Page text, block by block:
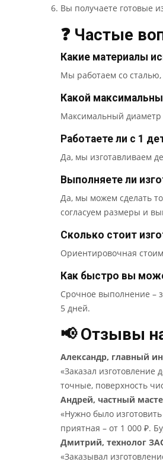
Вы получаете готовые
❓ Частые
Какие материалы
Мы работаем со
Какой
Максимальный диаметр
Работаете ли с 1
Да, мы изготавливаем
Выполняете ли
Да, мы можем сделать
согласуем размеры и
Сколько стоит
Ориентировочная
Как быстро вы
Срочное выполнение –
5 дней.
📢 Отзывы
Александр, главный
«Заказал изготовление
точные, поверхность
Андрей, частный
«Нужно было
приятная – от 1 000 ₽.
Дмитрий, технолог
«Заказывал